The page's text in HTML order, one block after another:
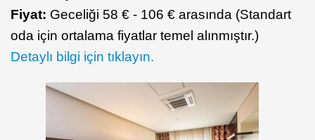
Fiyat: Geceliği 58 € - 106 € arasında (Standart
oda için ortalama fiyatlar temel alınmıştır.)
Detaylı bilgi için tıklayın.